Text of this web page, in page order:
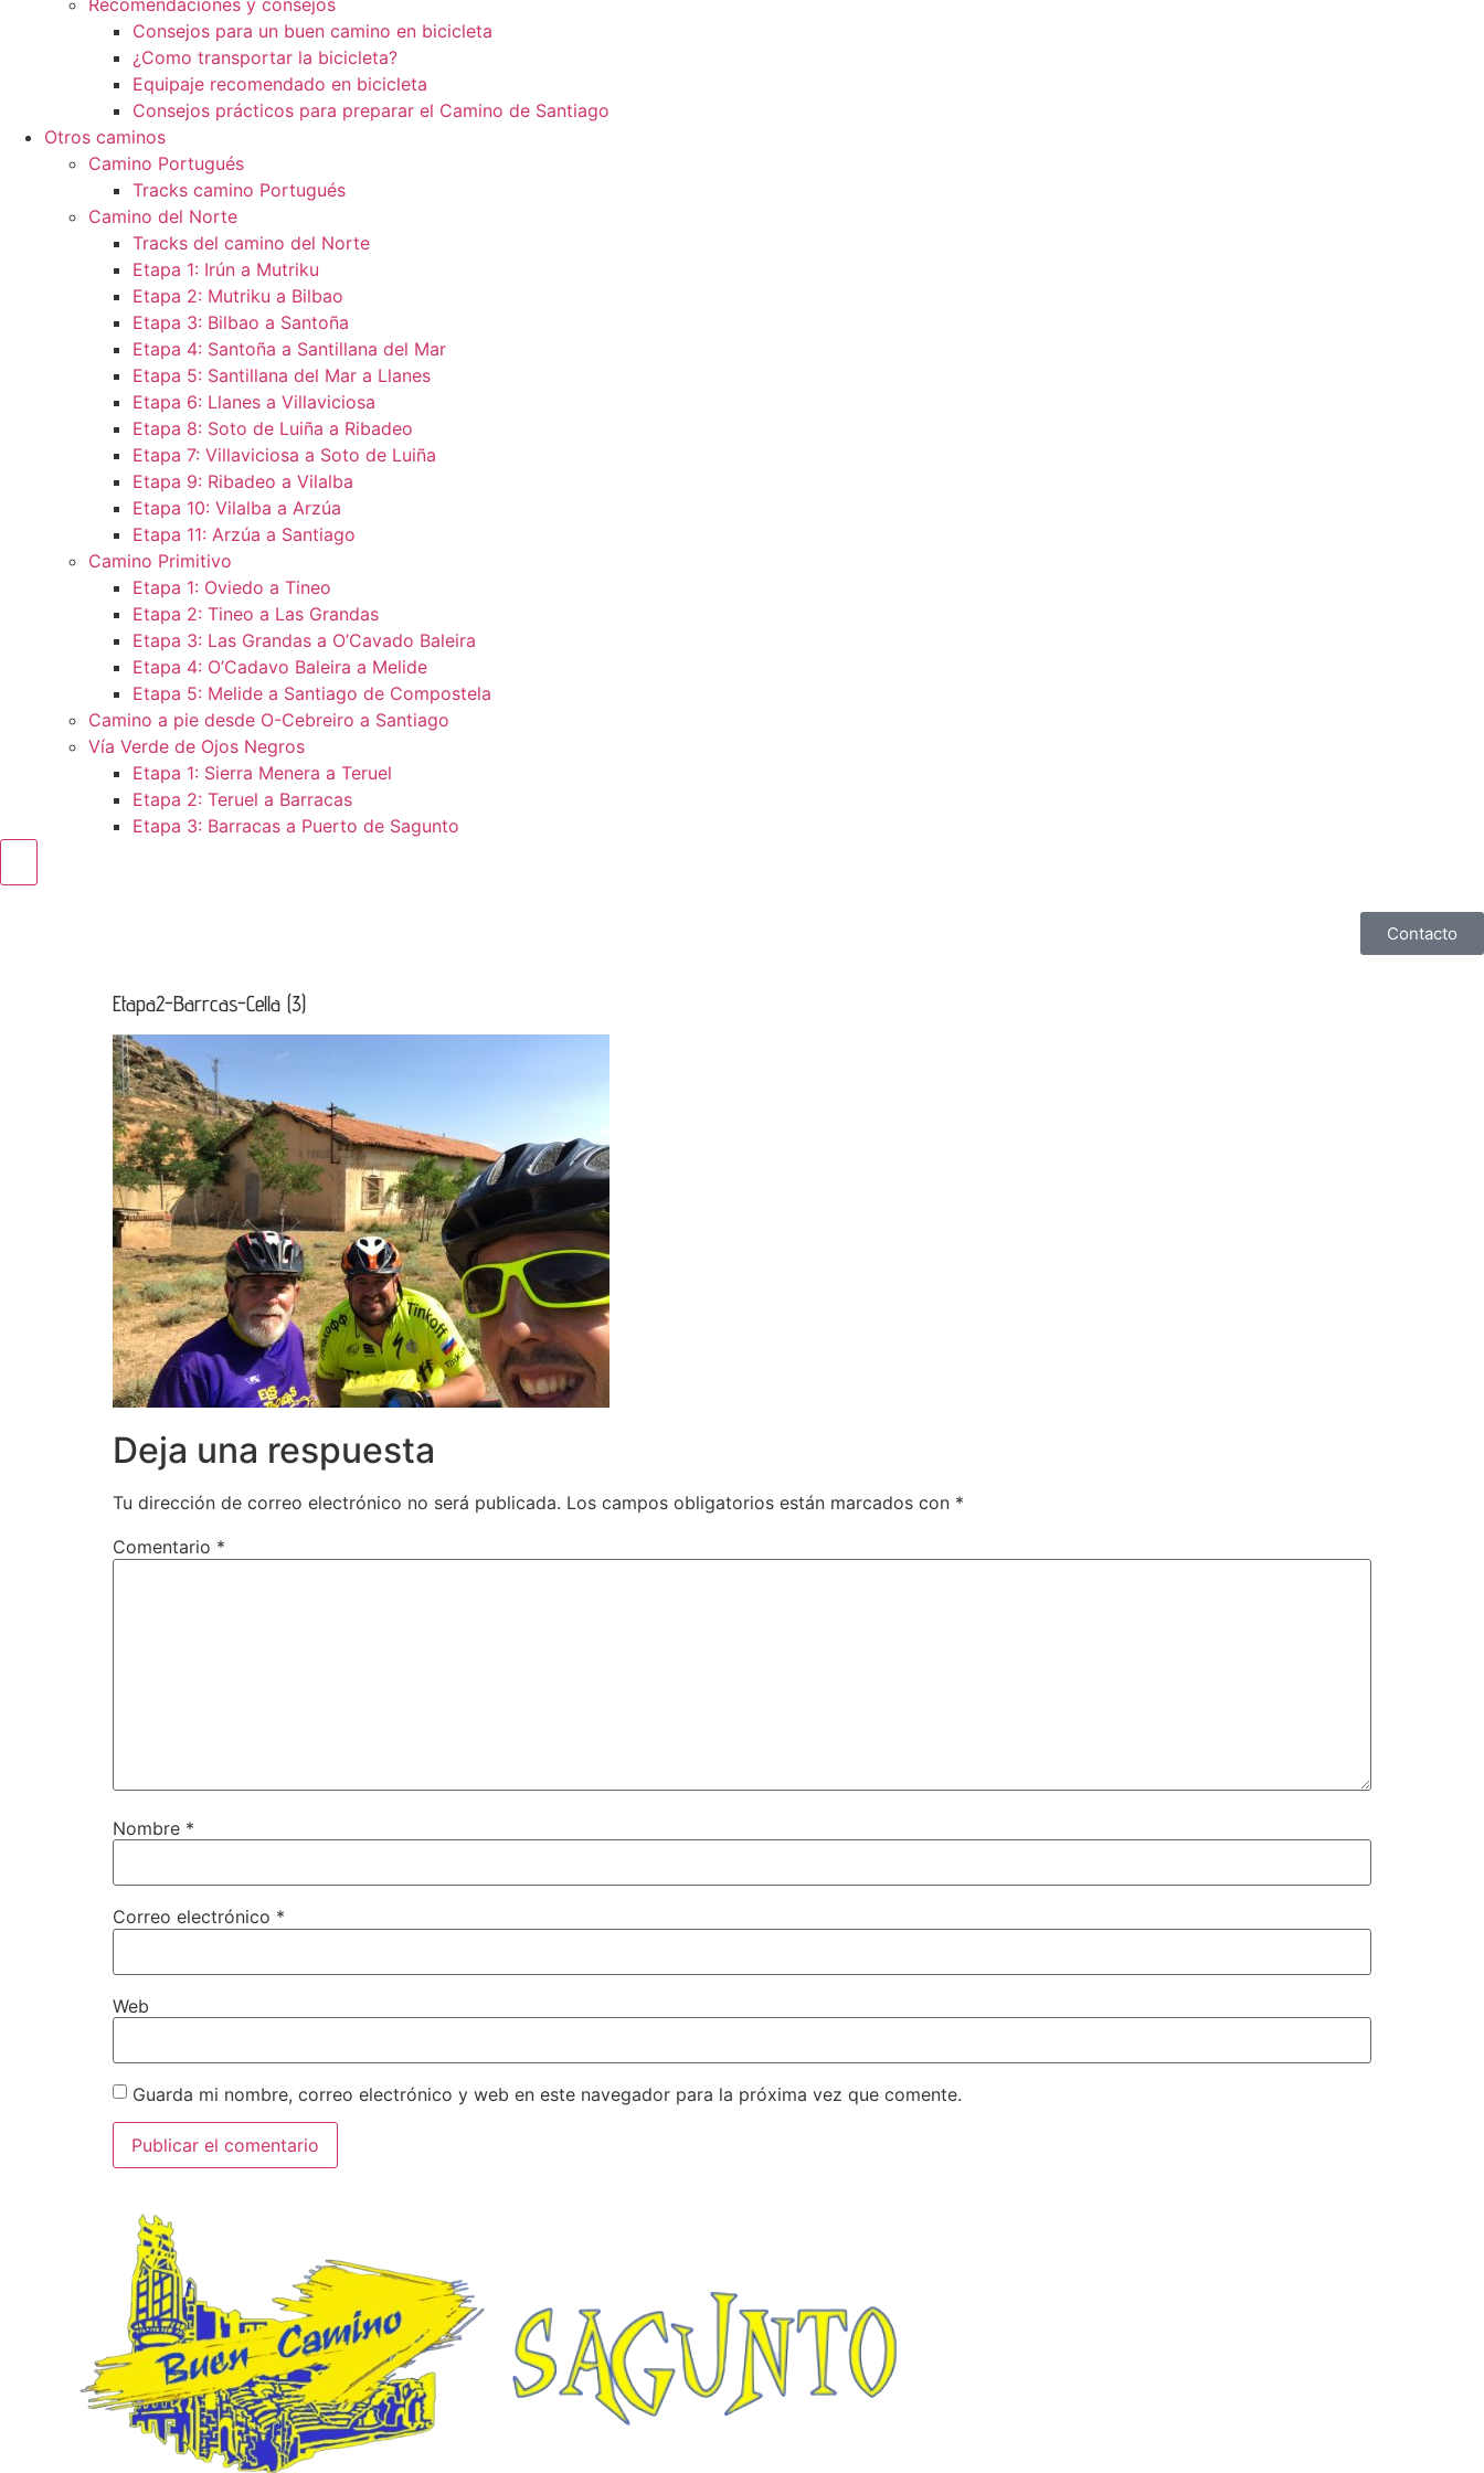
Recomendaciones y consejos
Consejos para un buen camino en bicicleta
¿Como transportar la bicicleta?
Equipaje recomendado en bicicleta
Consejos prácticos para preparar el Camino de Santiago
Otros caminos
Camino Portugués
Tracks camino Portugués
Camino del Norte
Tracks del camino del Norte
Etapa 1: Irún a Mutriku
Etapa 2: Mutriku a Bilbao
Etapa 3: Bilbao a Santoña
Etapa 4: Santoña a Santillana del Mar
Etapa 5: Santillana del Mar a Llanes
Etapa 6: Llanes a Villaviciosa
Etapa 8: Soto de Luiña a Ribadeo
Etapa 7: Villaviciosa a Soto de Luiña
Etapa 9: Ribadeo a Vilalba
Etapa 10: Vilalba a Arzúa
Etapa 11: Arzúa a Santiago
Camino Primitivo
Etapa 1: Oviedo a Tineo
Etapa 2: Tineo a Las Grandas
Etapa 3: Las Grandas a O’Cavado Baleira
Etapa 4: O’Cadavo Baleira a Melide
Etapa 5: Melide a Santiago de Compostela
Camino a pie desde O-Cebreiro a Santiago
Vía Verde de Ojos Negros
Etapa 1: Sierra Menera a Teruel
Etapa 2: Teruel a Barracas
Etapa 3: Barracas a Puerto de Sagunto
Contacto
Etapa2-Barrcas-Cella (3)
Deja una respuesta
Tu dirección de correo electrónico no será publicada. Los campos obligatorios están marcados con *
Comentario *
Nombre *
Correo electrónico *
Web
Guarda mi nombre, correo electrónico y web en este navegador para la próxima vez que comente.